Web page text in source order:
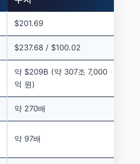
$201.69
$237.68 / $100.02
약 $209B (약 307조 7,000
억 원)
약 270배
약 97배